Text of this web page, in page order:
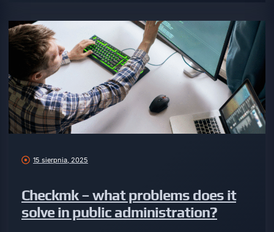
15 sierpnia, 2025
Checkmk – what problems does it
solve in public administration?